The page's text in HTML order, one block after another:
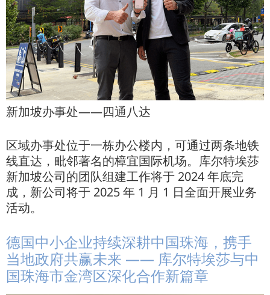
新加坡办事处——四通八达
区域办事处位于一栋办公楼内，可通过两条地铁
线直达，毗邻著名的樟宜国际机场。库尔特埃莎
新加坡公司的团队组建工作将于 2024 年底完
成，新公司将于 2025 年 1 月 1 日全面开展业务
活动。
德国中小企业持续深耕中国珠海，携手
当地政府共赢未来 —— 库尔特埃莎与中
国珠海市金湾区深化合作新篇章